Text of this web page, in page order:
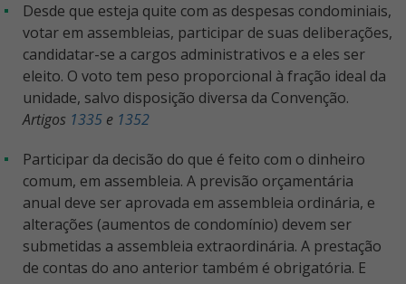
Desde que esteja quite com as despesas condominiais,
votar em assembleias, participar de suas deliberações,
candidatar-se a cargos administrativos e a eles ser
eleito. O voto tem peso proporcional à fração ideal da
unidade, salvo disposição diversa da Convenção.
Artigos 1335 e 1352
Participar da decisão do que é feito com o dinheiro
comum, em assembleia. A previsão orçamentária
anual deve ser aprovada em assembleia ordinária, e
alterações (aumentos de condomínio) devem ser
submetidas a assembleia extraordinária. A prestação
de contas do ano anterior também é obrigatória. E